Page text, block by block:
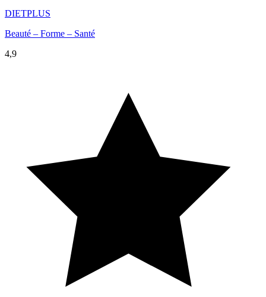
DIETPLUS
Beauté – Forme – Santé
4,9